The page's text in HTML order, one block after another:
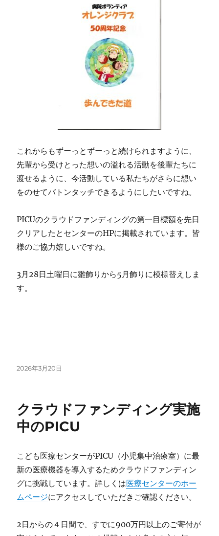
これからもずーっとずーっと続けられますように、
先輩から受けとった想いの溢れる活動を後輩たちに
渡せるように、今活動している私たちがさらに想い
をのせてバトンタッチできるようにしたいですね。
PICUのクラウドファンディングの第一目標額を先日
クリアしたとセンターのHPに掲載されています。皆
様のご協力嬉しいですね。
3月28日土曜日に雛飾りから5月飾りに模様替えしま
す。
投
2026年3月20日
クラウドファンディング実施
中のPICU
こども医療センターがPICU（小児集中治療室）に最
新の医療機器を導入するためクラウドファンディン
グに挑戦しています。詳しくは医療センターのホー
ムページにアクセスしていただきご確認ください。
2日からの４日間で、すでに900万円以上のご寄付が